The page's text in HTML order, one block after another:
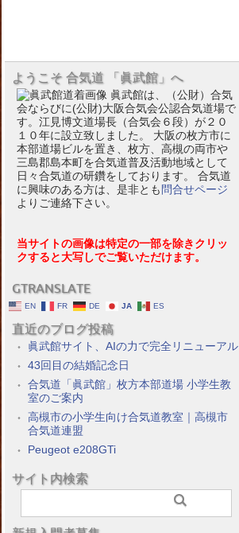
ようこそ 合気道 「眞武館」へ
眞武館は、（公財）合気
会ならびに(公財)大阪合気会公認合気道場で
す。江見博文道場長（合気会６段）が２０
１０年に設立致しました。 大阪の枚方市に
本部道場ビルを置き、枚方、高槻の両市や
三島郡島本町を合気道普及活動地域として
日々合気道の研鑽をしております。 合気道
に興味のある方は、是非とも 問合せページ
よりご連絡下さい。
当サイトの画像は特定の一部を除きクリッ
クすると大写しでご覧いただけます。
GTRANSLATE
EN FR DE JA ES
直近のブログ投稿
眞武館サイト、AIの力で完全リニューアル
43回目の結婚記念日
合気道「眞武館」枚方本部道場 小学生教
室のご案内
高槻市の小学生向け合気道教室｜高槻市
合気道連盟
Peugeot e208GTi
サイト内検索